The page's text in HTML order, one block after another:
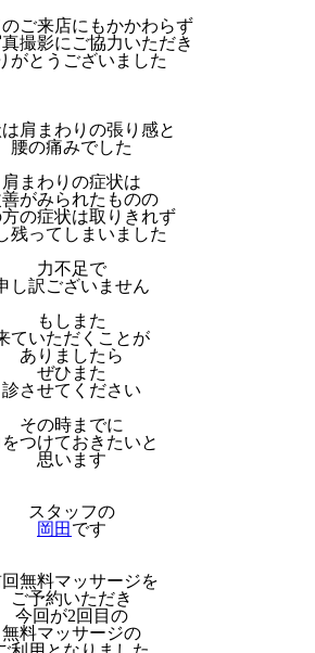
ご来店にもかかわらず
撮影にご協力いただき
がとうございました
肩まわりの張り感と
腰の痛みでした
肩まわりの症状は
がみられたものの
の症状は取りきれず
残ってしまいました
力不足で
し訳ございません
もしまた
ていただくことが
ありましたら
ぜひまた
診させてください
その時までに
つけておきたいと
思います
スタッフの
岡田 です
無料マッサージを
ご予約いただき
今回が2回目の
無料マッサージの